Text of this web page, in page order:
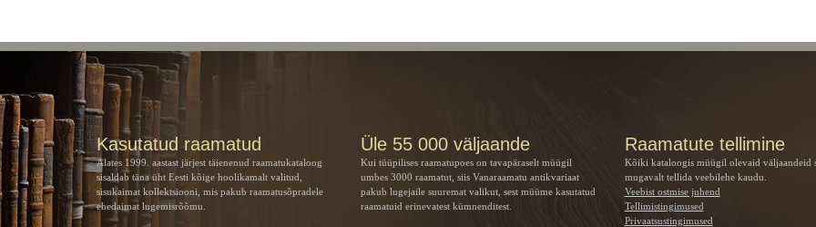
Kasutatud raamatud
Alates 1999. aastast järjest täienenud raamatukataloog
sisaldab täna üht Eesti kõige hoolikamalt valitud,
sisukaimat kollektsiooni, mis pakub raamatusõpradele
ehedaimat lugemisrõõmu.
Üle 55 000 väljaande
Kui tüüpilises raamatupoes on tavapäraselt müügil
umbes 3000 raamatut, siis Vanaraamatu antikvariaat
pakub lugejaile suuremat valikut, sest müüme kasutatud
raamatuid erinevatest kümnenditest.
Raamatute tellimine
Kõiki kataloogis müügil olevaid väljaandeid
mugavalt tellida veebilehe kaudu.
Veebist ostmise juhend
Tellimistingimused
Privaatsustingimused